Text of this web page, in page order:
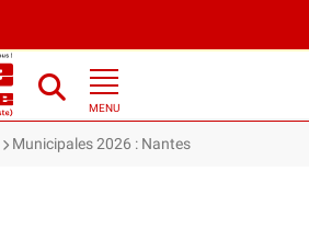
MENU
Municipales 2026 : Nantes